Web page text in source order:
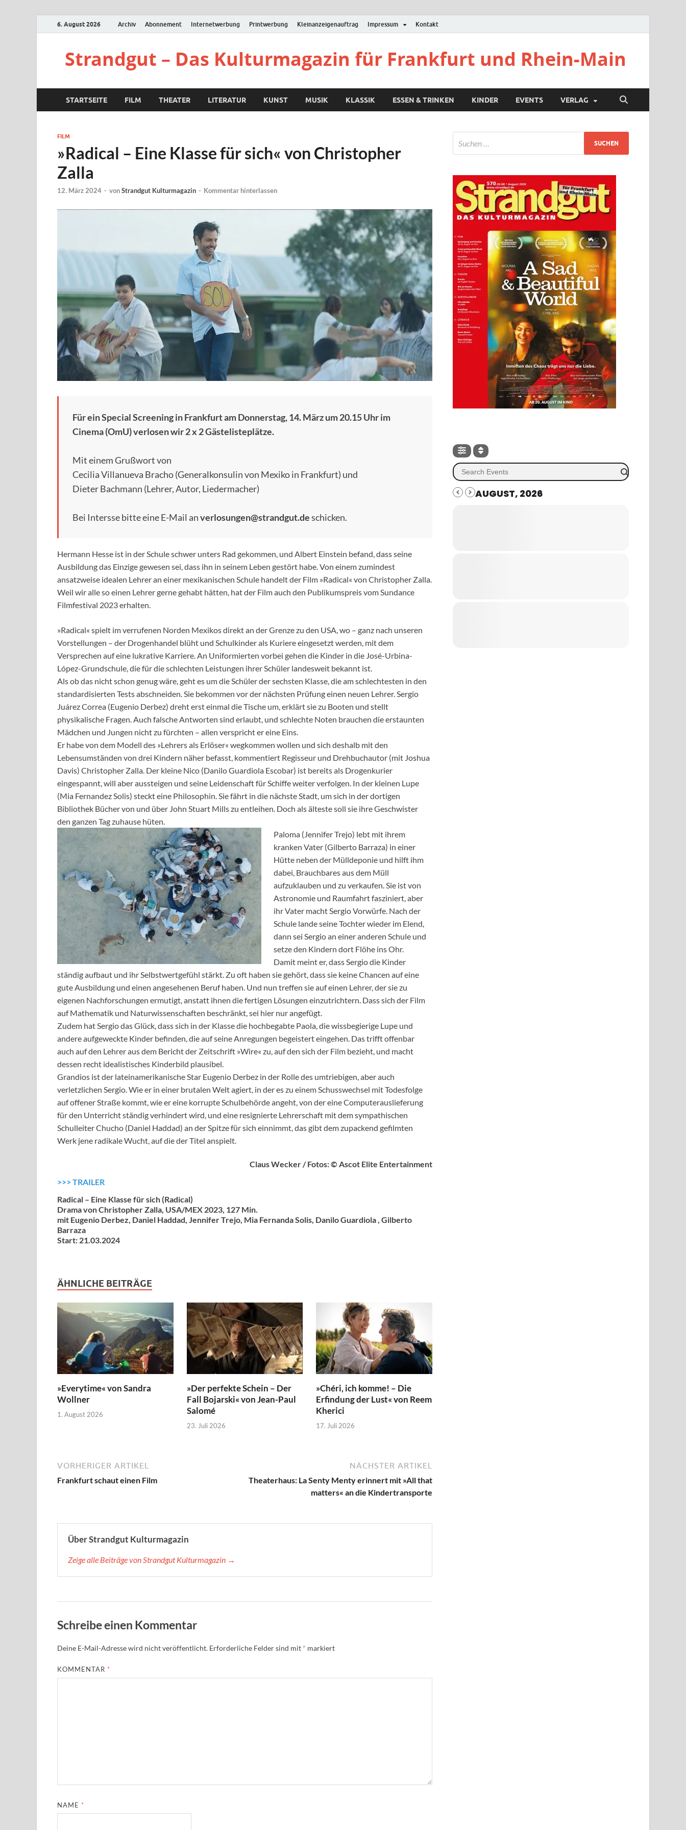
6. August 2026 Archiv Abonnement Internetwerbung Printwerbung Kleinanzeigenauftrag Impressum Kontakt
Strandgut – Das Kulturmagazin für Frankfurt und Rhein-Main
STARTSEITE FILM THEATER LITERATUR KUNST MUSIK KLASSIK ESSEN & TRINKEN KINDER EVENTS VERLAG
FILM
»Radical – Eine Klasse für sich« von Christopher
Zalla
12. März 2024 - vonStrandgut Kulturmagazin - Kommentar hinterlassen
Für ein Special Screening in Frankfurt am Donnerstag, 14. März um 20.15 Uhr im
Cinema (OmU) verlosen wir 2 x 2 Gästelisteplätze.
Mit einem Grußwort von
Cecilia Villanueva Bracho (Generalkonsulin von Mexiko in Frankfurt) und
Dieter Bachmann (Lehrer, Autor, Liedermacher)
Bei Intersse bitte eine E-Mail anverlosungen@strandgut.deschicken.
Hermann Hesse ist in der Schule schwer unters Rad gekommen, und Albert Einstein befand, dass seine
Ausbildung das Einzige gewesen sei, dass ihn in seinem Leben gestört habe. Von einem zumindest
ansatzweise idealen Lehrer an einer mexikanischen Schule handelt der Film »Radical« von Christopher Zalla.
Weil wir alle so einen Lehrer gerne gehabt hätten, hat der Film auch den Publikumspreis vom Sundance
Filmfestival 2023 erhalten.
»Radical« spielt im verrufenen Norden Mexikos direkt an der Grenze zu den USA, wo – ganz nach unseren
Vorstellungen – der Drogenhandel blüht und Schulkinder als Kuriere eingesetzt werden, mit dem
Versprechen auf eine lukrative Karriere. An Uniformierten vorbei gehen die Kinder in die José-Urbina-
López-Grundschule, die für die schlechten Leistungen ihrer Schüler landesweit bekannt ist.
Als ob das nicht schon genug wäre, geht es um die Schüler der sechsten Klasse, die am schlechtesten in den
standardisierten Tests abschneiden. Sie bekommen vor der nächsten Prüfung einen neuen Lehrer. Sergio
Juárez Correa (Eugenio Derbez) dreht erst einmal die Tische um, erklärt sie zu Booten und stellt
physikalische Fragen. Auch falsche Antworten sind erlaubt, und schlechte Noten brauchen die erstaunten
Mädchen und Jungen nicht zu fürchten – allen verspricht er eine Eins.
Er habe von dem Modell des »Lehrers als Erlöser« wegkommen wollen und sich deshalb mit den
Lebensumständen von drei Kindern näher befasst, kommentiert Regisseur und Drehbuchautor (mit Joshua
Davis) Christopher Zalla. Der kleine Nico (Danilo Guardiola Escobar) ist bereits als Drogenkurier
eingespannt, will aber aussteigen und seine Leidenschaft für Schiffe weiter verfolgen. In der kleinen Lupe
(Mia Fernandez Solis) steckt eine Philosophin. Sie fährt in die nächste Stadt, um sich in der dortigen
Bibliothek Bücher von und über John Stuart Mills zu entleihen. Doch als älteste soll sie ihre Geschwister
den ganzen Tag zuhause hüten.
Paloma (Jennifer Trejo) lebt mit ihrem
kranken Vater (Gilberto Barraza) in einer
Hütte neben der Mülldeponie und hilft ihm
dabei, Brauchbares aus dem Müll
aufzuklauben und zu verkaufen. Sie ist von
Astronomie und Raumfahrt fasziniert, aber
ihr Vater macht Sergio Vorwürfe. Nach der
Schule lande seine Tochter wieder im Elend,
dann sei Sergio an einer anderen Schule und
setze den Kindern dort Flöhe ins Ohr.
Damit meint er, dass Sergio die Kinder
ständig aufbaut und ihr Selbstwertgefühl stärkt. Zu oft haben sie gehört, dass sie keine Chancen auf eine
gute Ausbildung und einen angesehenen Beruf haben. Und nun treffen sie auf einen Lehrer, der sie zu
eigenen Nachforschungen ermutigt, anstatt ihnen die fertigen Lösungen einzutrichtern. Dass sich der Film
auf Mathematik und Naturwissenschaften beschränkt, sei hier nur angefügt.
Zudem hat Sergio das Glück, dass sich in der Klasse die hochbegabte Paola, die wissbegierige Lupe und
andere aufgeweckte Kinder befinden, die auf seine Anregungen begeistert eingehen. Das trifft offenbar
auch auf den Lehrer aus dem Bericht der Zeitschrift »Wire« zu, auf den sich der Film bezieht, und macht
dessen recht idealistisches Kinderbild plausibel.
Grandios ist der lateinamerikanische Star Eugenio Derbez in der Rolle des umtriebigen, aber auch
verletzlichen Sergio. Wie er in einer brutalen Welt agiert, in der es zu einem Schusswechsel mit Todesfolge
auf offener Straße kommt, wie er eine korrupte Schulbehörde angeht, von der eine Computerauslieferung
für den Unterricht ständig verhindert wird, und eine resignierte Lehrerschaft mit dem sympathischen
Schulleiter Chucho (Daniel Haddad) an der Spitze für sich einnimmt, das gibt dem zupackend gefilmten
Werk jene radikale Wucht, auf die der Titel anspielt.
Claus Wecker / Fotos: © Ascot Elite Entertainment
>>> TRAILER
Radical – Eine Klasse für sich (Radical)
Drama von Christopher Zalla, USA/MEX 2023, 127 Min.
mit Eugenio Derbez, Daniel Haddad, Jennifer Trejo, Mia Fernanda Solis, Danilo Guardiola , Gilberto
Barraza
Start: 21.03.2024
ÄHNLICHE BEITRÄGE
»Everytime« von Sandra
Wollner
1. August 2026
»Der perfekte Schein – Der
Fall Bojarski« von Jean-Paul
Salomé
23. Juli 2026
»Chéri, ich komme! – Die
Erfindung der Lust« von Reem
Kherici
17. Juli 2026
VORHERIGER ARTIKEL
Frankfurt schaut einen Film
NÄCHSTER ARTIKEL
Theaterhaus: La Senty Menty erinnert mit »All that
matters« an die Kindertransporte
Über Strandgut Kulturmagazin
Zeige alle Beiträge von Strandgut Kulturmagazin →
Schreibe einen Kommentar
Deine E-Mail-Adresse wird nicht veröffentlicht. Erforderliche Felder sind mit * markiert
KOMMENTAR *
NAME *
AUGUST, 2026